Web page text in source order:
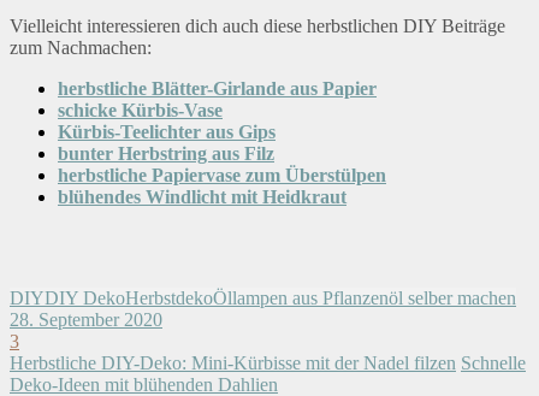
Vielleicht interessieren dich auch diese herbstlichen DIY Beiträge
zum Nachmachen:
herbstliche Blätter-Girlande aus Papier
schicke Kürbis-Vase
Kürbis-Teelichter aus Gips
bunter Herbstring aus Filz
herbstliche Papiervase zum Überstülpen
blühendes Windlicht mit Heidkraut
DIYDIY DekoHerbstdekoÖllampen aus Pflanzenöl selber machen
28. September 2020
3
Herbstliche DIY-Deko: Mini-Kürbisse mit der Nadel filzen Schnelle
Deko-Ideen mit blühenden Dahlien